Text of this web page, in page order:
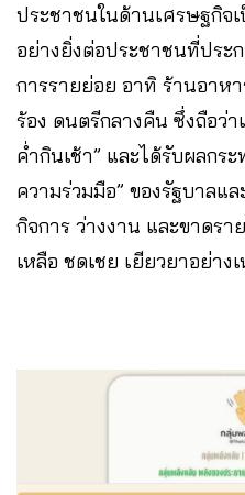
ประชาชนในด้านเศรษฐกิจ
อย่างยิ่งต่อประชาชนที่ประ
การรายย่อย อาทิ ร้านอาห
ร้อง ดนตรีกลางคืน ซึ่งถือว่
ค่ำกินเช้า” และได้รับผลกร
ความร่วมมือ” ของรัฐบาลแ
กิจการ ว่างงาน และขาดรา
เหลือ ชดเชย เยียวยาอย่าง